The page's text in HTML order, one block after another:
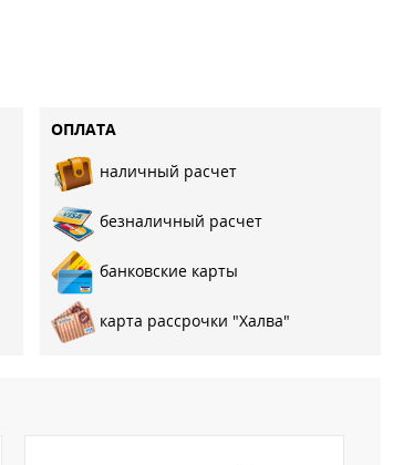
ОПЛАТА
наличный расчет
безналичный расчет
банковские карты
карта рассрочки "Халва"